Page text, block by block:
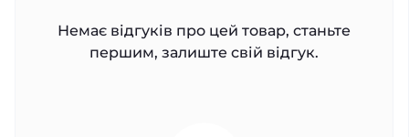
Немає відгуків про цей товар, станьте
першим, залиште свій відгук.